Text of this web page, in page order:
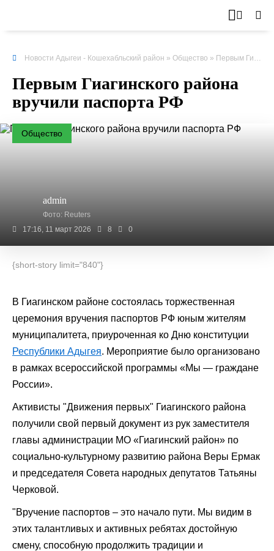
Новости Адыгеи - Кошехабльский район » Общество » Первым Гиагинского района вручили паспорта РФ
Первым Гиагинского района
вручили паспорта РФ
Общество
admin
Фото: Reuters
17:16, 11 март 2026
8 0
{short-story limit="840"}
В Гиагинском районе состоялась торжественная
церемония вручения паспортов РФ юным жителям
муниципалитета, приуроченная ко Дню конституции
Республики Адыгея. Мероприятие было организовано
в рамках всероссийской программы «Мы — граждане
России».
Активисты "Движения первых" Гиагинского района
получили свой первый документ из рук заместителя
главы администрации МО «Гиагинский район» по
социально-культурному развитию района Веры Ермак
и председателя Совета народных депутатов Татьяны
Черковой.
"Вручение паспортов – это начало пути. Мы видим в
этих талантливых и активных ребятах достойную
смену, способную продолжить традиции и